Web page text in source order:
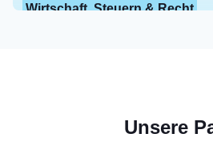
Wirtschaft, Steuern & Recht
Unsere